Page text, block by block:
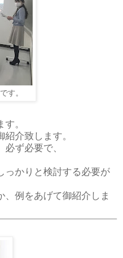
す。
。
介致します。
ず必要で、
っかりと検討する必要が
例をあげて御紹介しま